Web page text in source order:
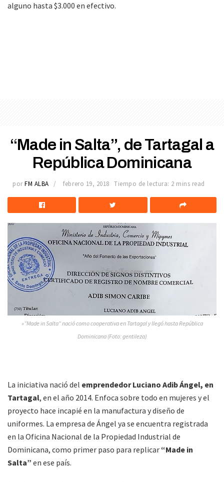
alguno hasta $3.000 en efectivo.
“Made in Salta”, de Tartagal a
República Dominicana
por FM ALBA febrero 19, 2018 Tiempo de lectura: 2 mins read
»”Made in Salta” nació como cooperativa en Tartagal y llegó hasta República
Dominicana (Foto: gentileza)
La iniciativa nació del emprendedor Luciano Adib Ángel, en
Tartagal, en el año 2014. Enfoca sobre todo en mujeres y el
proyecto hace incapié en la manufactura y diseño de
uniformes. La empresa de Ángel ya se encuentra registrada
en la Oficina Nacional de la Propiedad Industrial de
Dominicana, como primer paso para replicar “Made in
Salta” en ese país.